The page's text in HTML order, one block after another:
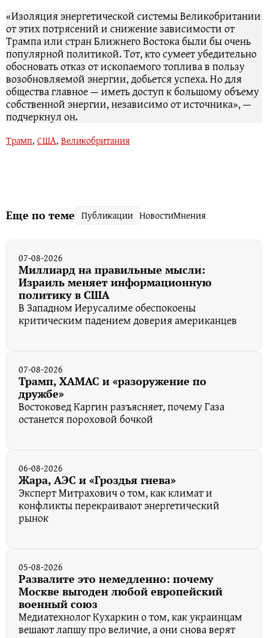
«Изоляция энергетической системы Великобритании
от этих потрясений и снижение зависимости от
Трампа или стран Ближнего Востока были бы очень
популярной политикой. Тот, кто сумеет убедительно
обосновать отказ от ископаемого топлива в пользу
возобновляемой энергии, добьется успеха. Но для
общества главное — иметь доступ к большому объему
собственной энергии, независимо от источника», —
подчеркнул он.
Трамп, США, Великобритания
Еще по теме Публикации НовостиМнения
07-08-2026
Миллиард на правильные мысли:
Израиль меняет информационную
политику в США
В Западном Иерусалиме обеспокоены
критическим падением доверия американцев
07-08-2026
Трамп, ХАМАС и «разоружение по
дружбе»
Востоковед Каргин разъясняет, почему Газа
останется пороховой бочкой
06-08-2026
Жара, АЭС и «Гроздья гнева»
Эксперт Митрахович о том, как климат и
конфликты перекраивают энергетический
рынок
05-08-2026
Развалите это немедленно: почему
Москве выгоден любой европейский
военный союз
Медиатехнолог Кухаркин о том, как украинцам
вешают лапшу про величие, а они снова верят